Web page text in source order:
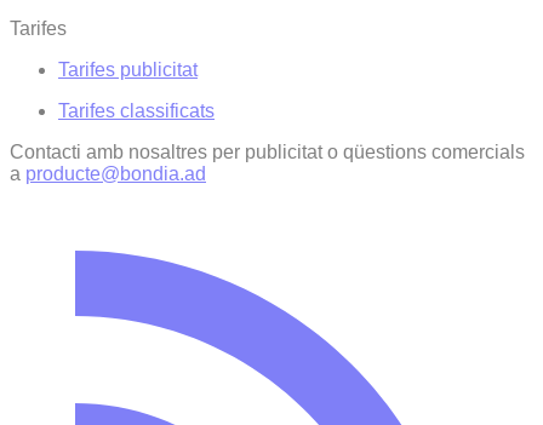
Tarifes
Tarifes publicitat
Tarifes classificats
Contacti amb nosaltres per publicitat o qüestions comercials
a producte@bondia.ad